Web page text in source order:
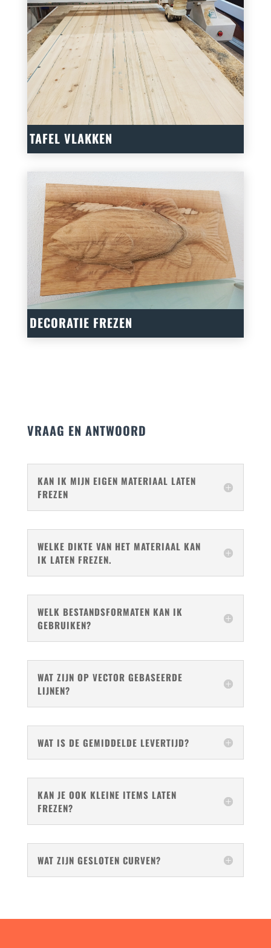
TAFEL VLAKKEN
DECORATIE FREZEN
VRAAG EN ANTWOORD
KAN IK MIJN EIGEN MATERIAAL LATEN
FREZEN
WELKE DIKTE VAN HET MATERIAAL KAN
IK LATEN FREZEN.
WELK BESTANDSFORMATEN KAN IK
GEBRUIKEN?
WAT ZIJN OP VECTOR GEBASEERDE
LIJNEN?
WAT IS DE GEMIDDELDE LEVERTIJD?
KAN JE OOK KLEINE ITEMS LATEN
FREZEN?
WAT ZIJN GESLOTEN CURVEN?